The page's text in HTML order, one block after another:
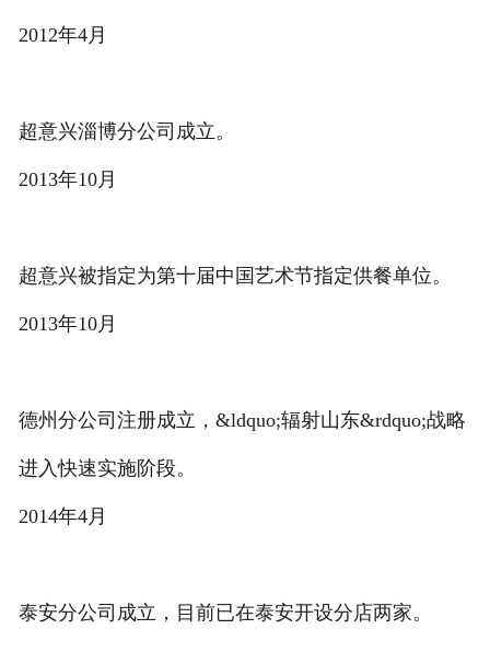
2012年4月
超意兴淄博分公司成立。
2013年10月
超意兴被指定为第十届中国艺术节指定供餐单位。
2013年10月
德州分公司注册成立，&ldquo;辐射山东&rdquo;战略
进入快速实施阶段。
2014年4月
泰安分公司成立，目前已在泰安开设分店两家。